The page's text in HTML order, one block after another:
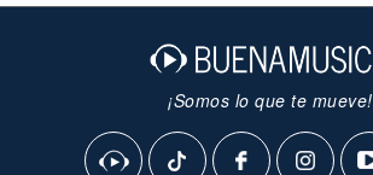
¡Somos lo que te mueve!